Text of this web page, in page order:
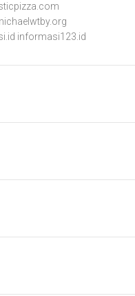
informasi123.id